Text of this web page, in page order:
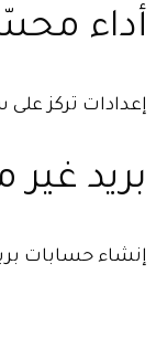
أداء
إعدادات تركز على
بريد غير
إنشاء حسابات